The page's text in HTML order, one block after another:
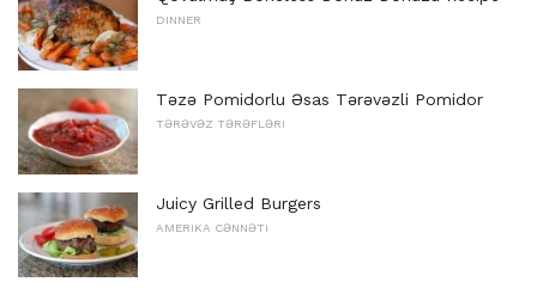
DINNER
Təzə Pomidorlu Əsas Tərəvəzli Pomidor
TƏRƏVƏZ TƏRƏFLƏRI
Juicy Grilled Burgers
AMERIKA CƏNNƏTI